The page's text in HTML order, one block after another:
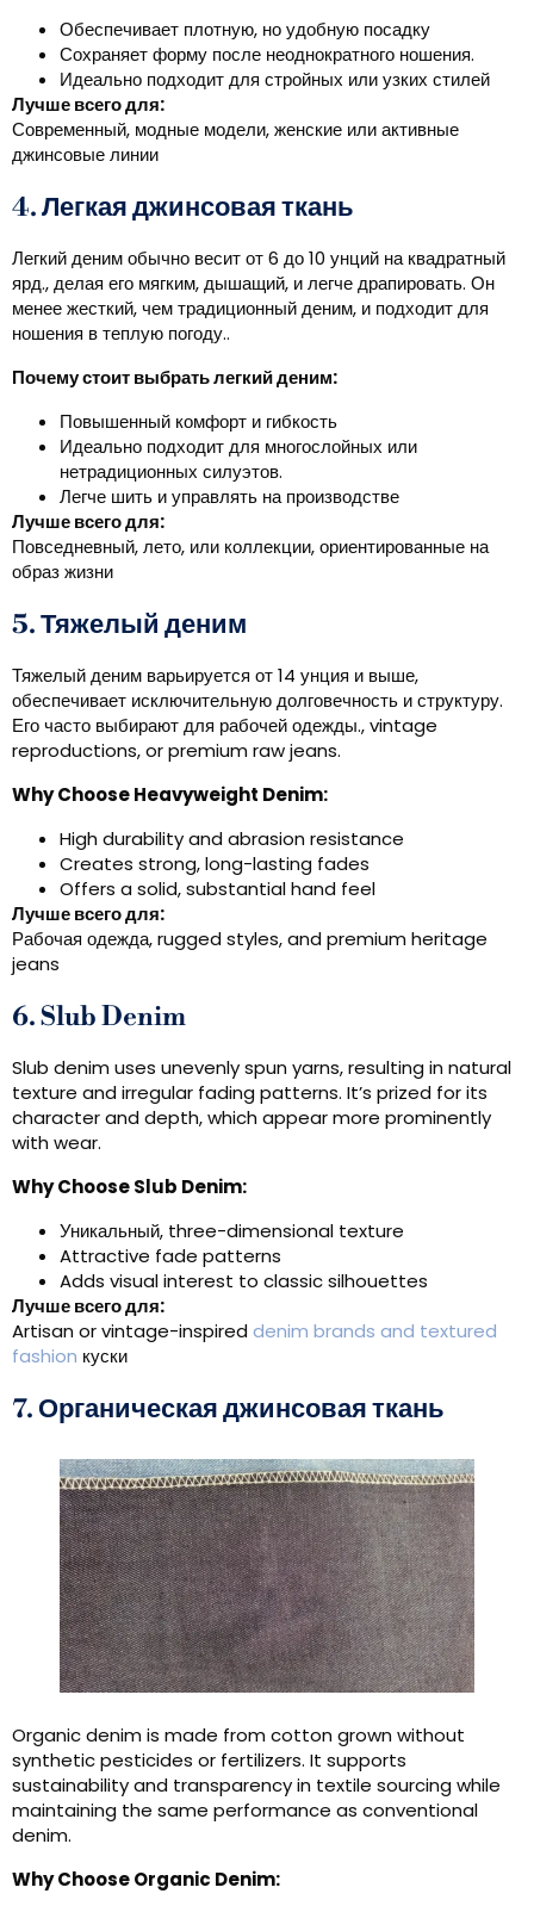
Обеспечивает плотную, но удобную посадку
Сохраняет форму после неоднократного ношения.
Идеально подходит для стройных или узких стилей
Лучше всего для:
Современный, модные модели, женские или активные
джинсовые линии
4. Легкая джинсовая ткань
Легкий деним обычно весит от 6 до 10 унций на квадратный
ярд., делая его мягким, дышащий, и легче драпировать. Он
менее жесткий, чем традиционный деним, и подходит для
ношения в теплую погоду..
Почему стоит выбрать легкий деним:
Повышенный комфорт и гибкость
Идеально подходит для многослойных или
нетрадиционных силуэтов.
Легче шить и управлять на производстве
Лучше всего для:
Повседневный, лето, или коллекции, ориентированные на
образ жизни
5. Тяжелый деним
Тяжелый деним варьируется от 14 унция и выше,
обеспечивает исключительную долговечность и структуру.
Его часто выбирают для рабочей одежды.,vintage
reproductions,or premium raw jeans.
Why Choose Heavyweight Denim:
High durability and abrasion resistance
Creates strong,long-lasting fades
Offers a solid,substantial hand feel
Лучше всего для:
Рабочая одежда,rugged styles,and premium heritage
jeans
6.Slub Denim
Slub denim uses unevenly spun yarns,resulting in natural
texture and irregular fading patterns. It’s prized for its
character and depth,which appear more prominently
with wear.
Why Choose Slub Denim:
Уникальный, three-dimensional texture
Attractive fade patterns
Adds visual interest to classic silhouettes
Лучше всего для:
Artisan or vintage-inspired denim brands and textured
fashion куски
7. Органическая джинсовая ткань
Organic denim is made from cotton grown without
synthetic pesticides or fertilizers. It supports
sustainability and transparency in textile sourcing while
maintaining the same performance as conventional
denim.
Why Choose Organic Denim: